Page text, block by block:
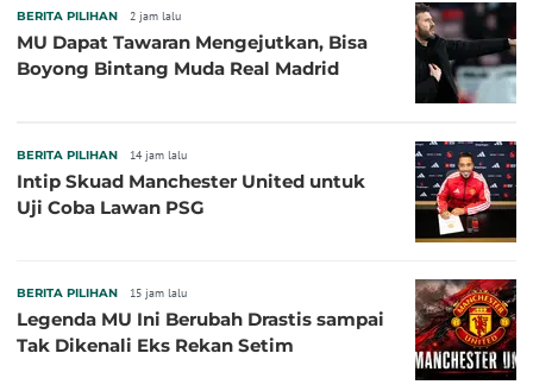
BERITA PILIHAN 2 jam lalu
MU Dapat Tawaran Mengejutkan, Bisa
Boyong Bintang Muda Real Madrid
BERITA PILIHAN 14 jam lalu
Intip Skuad Manchester United untuk
Uji Coba Lawan PSG
BERITA PILIHAN 15 jam lalu
Legenda MU Ini Berubah Drastis sampai
Tak Dikenali Eks Rekan Setim